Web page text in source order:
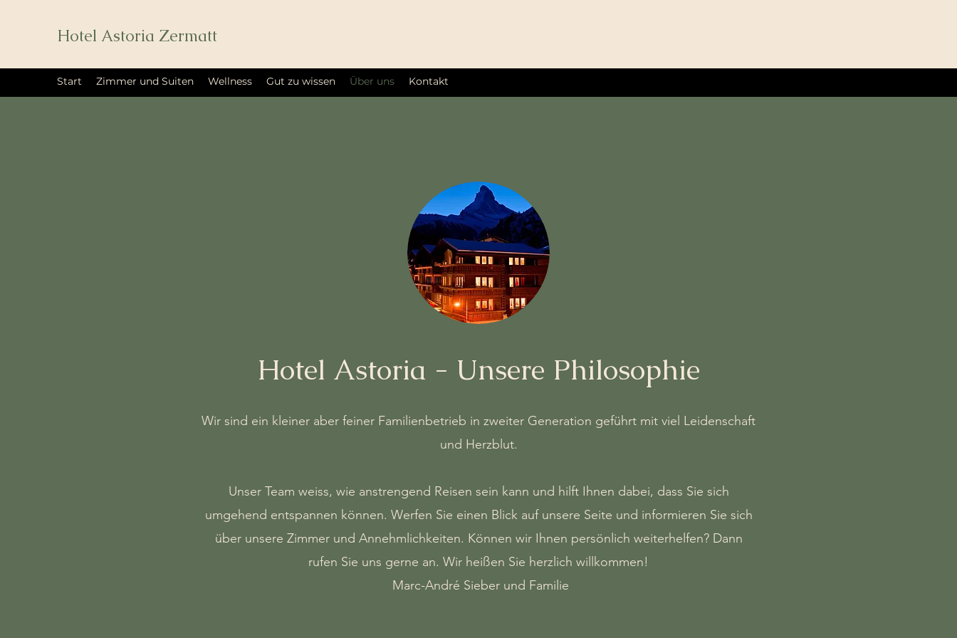
Hotel Astoria Zermatt
Start Zimmer und Suiten Wellness Gut zu wissen Über uns Kontakt
Hotel Astoria - Unsere Philosophie
Wir sind ein kleiner aber feiner Familienbetrieb in zweiter Generation geführt mit viel Leidenschaft
und Herzblut.
Unser Team weiss, wie anstrengend Reisen sein kann und hilft Ihnen dabei, dass Sie sich
umgehend entspannen können. Werfen Sie einen Blick auf unsere Seite und informieren Sie sich
über unsere Zimmer und Annehmlichkeiten. Können wir Ihnen persönlich weiterhelfen? Dann
rufen Sie uns gerne an. Wir heißen Sie herzlich willkommen!
Marc-André Sieber und Familie